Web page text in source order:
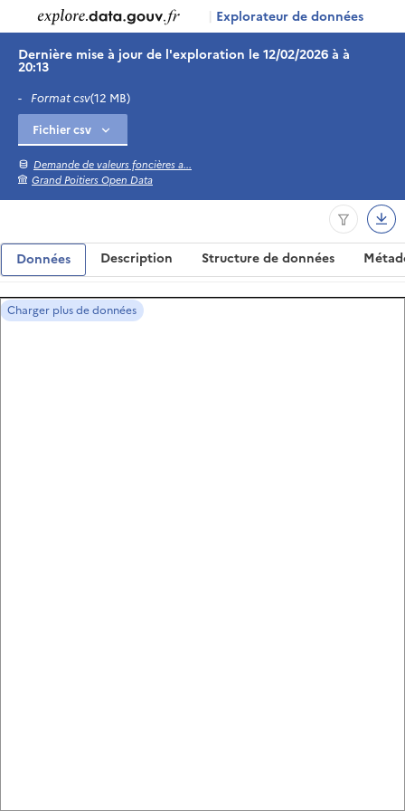
| Explorateur de données
Dernière mise à jour de l'exploration le 12/02/2026 à à
20:13
- Format csv(12 MB)
Demande de valeurs foncières a...
Grand Poitiers Open Data
Données Description Structure de données
Charger plus de données